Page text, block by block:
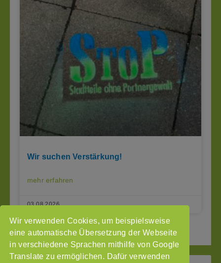
Wir suchen Verstärkung!
mehr erfahren
03.08.2026
« Seite zurück 1 2 3 Seite vor »
Wir verwenden Cookies, um beispielsweise
eine automatische Übersetzung der Webseite
in verschiedene Sprachen mithilfe von Google
Translate zu ermöglichen. Dafür verwenden